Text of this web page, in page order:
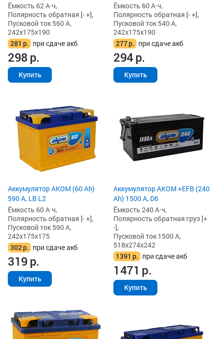
Ёмкость 62 А·ч,
Полярность обратная [- +],
Пусковой ток 560 А,
242x175x190
281 р. при сдаче акб
298р.
Купить
Ёмкость 60 А·ч,
Полярность обратная [- +],
Пусковой ток 540 А,
242x175x190
277р. при сдаче акб
294р.
Купить
Аккумулятор AKOM (60 Ah)
590 А, LB L2
Ёмкость 60 А·ч,
Полярность обратная [- +],
Пусковой ток 590 А,
242x175x175
302р. при сдаче акб
319р.
Купить
Аккумулятор AKOM +EFB (240
Ah) 1500 А, D6
Ёмкость 240 А·ч,
Полярность обратная груз [+
-],
Пусковой ток 1500 А,
518x274x242
1391 р. при сдаче акб
1471 р.
Купить